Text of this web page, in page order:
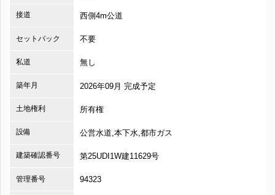
接道 西側4m公道
セットバック 不要
私道 無し
築年月 2026年09月 完成予定
土地権利 所有権
設備 公営水道,本下水,都市ガス
建築確認番号 第25UDI1W建11629号
管理番号 94323